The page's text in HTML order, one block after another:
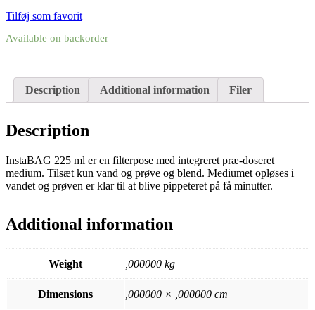
Tilføj som favorit
Available on backorder
Description Additional information Filer
Description
InstaBAG 225 ml er en filterpose med integreret præ-doseret
medium. Tilsæt kun vand og prøve og blend. Mediumet opløses i
vandet og prøven er klar til at blive pippeteret på få minutter.
Additional information
Weight ,000000 kg
Dimensions ,000000 × ,000000 cm